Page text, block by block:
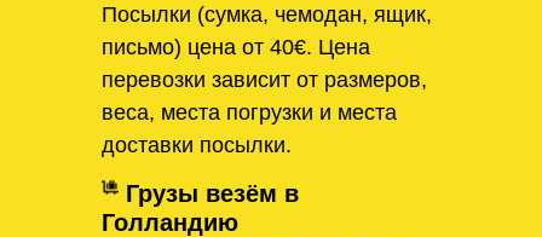
Посылки (сумка, чемодан, ящик,
письмо) цена от 40€. Цена
перевозки зависит от размеров,
веса, места погрузки и места
доставки посылки.
Грузы везём в
Голландию